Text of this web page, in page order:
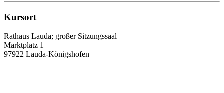
Kursort
Rathaus Lauda; großer Sitzungssaal
Marktplatz 1
97922 Lauda-Königshofen